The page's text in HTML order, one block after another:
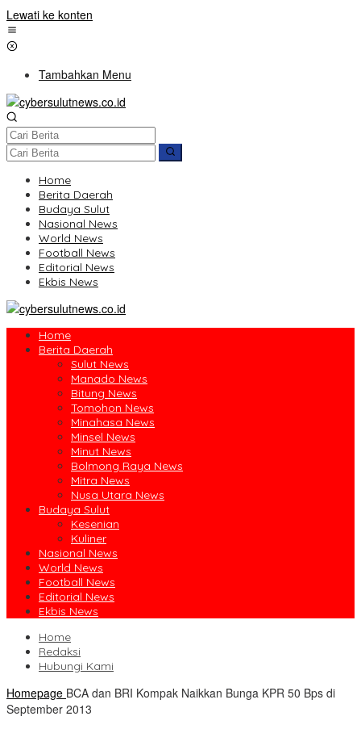
Lewati ke konten
Tambahkan Menu
Home
Berita Daerah
Budaya Sulut
Nasional News
World News
Football News
Editorial News
Ekbis News
Home
Berita Daerah
Sulut News
Manado News
Bitung News
Tomohon News
Minahasa News
Minsel News
Minut News
Bolmong Raya News
Mitra News
Nusa Utara News
Budaya Sulut
Kesenian
Kuliner
Nasional News
World News
Football News
Editorial News
Ekbis News
Home
Redaksi
Hubungi Kami
Homepage BCA dan BRI Kompak Naikkan Bunga KPR 50 Bps di
September 2013